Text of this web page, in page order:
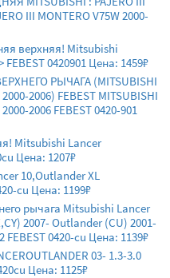
III MONTERO V75W 2000-
верхняя! Mitsubishi
FEBEST 0420901 Цена: 1459₽
РЫЧАГА (MITSUBISHI
2006) FEBEST MITSUBISHI
2006 FEBEST 0420-901
Mitsubishi Lancer
Цена: 1207₽
10,Outlander XL
cu Цена: 1199₽
рычага Mitsubishi Lancer
2007- Outlander (CU) 2001-
FEBEST 0420-cu Цена: 1139₽
03- 1.3-3.0
Цена: 1125₽